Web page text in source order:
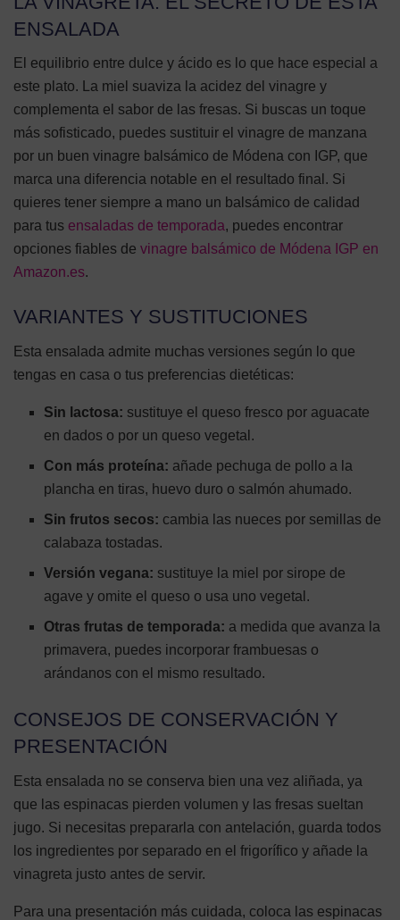
ENSALADA
El equilibrio entre dulce y ácido es lo que hace especial a
este plato. La miel suaviza la acidez del vinagre y
complementa el sabor de las fresas. Si buscas un toque
más sofisticado, puedes sustituir el vinagre de manzana
por un buen vinagre balsámico de Módena con IGP, que
marca una diferencia notable en el resultado final. Si
quieres tener siempre a mano un balsámico de calidad
para tus ensaladas de temporada, puedes encontrar
opciones fiables de vinagre balsámico de Módena IGP en
Amazon.es.
VARIANTES Y SUSTITUCIONES
Esta ensalada admite muchas versiones según lo que
tengas en casa o tus preferencias dietéticas:
Sin lactosa: sustituye el queso fresco por aguacate
en dados o por un queso vegetal.
Con más proteína: añade pechuga de pollo a la
plancha en tiras, huevo duro o salmón ahumado.
Sin frutos secos: cambia las nueces por semillas de
calabaza tostadas.
Versión vegana: sustituye la miel por sirope de
agave y omite el queso o usa uno vegetal.
Otras frutas de temporada: a medida que avanza la
primavera, puedes incorporar frambuesas o
arándanos con el mismo resultado.
CONSEJOS DE CONSERVACIÓN Y
PRESENTACIÓN
Esta ensalada no se conserva bien una vez aliñada, ya
que las espinacas pierden volumen y las fresas sueltan
jugo. Si necesitas prepararla con antelación, guarda todos
los ingredientes por separado en el frigorífico y añade la
vinagreta justo antes de servir.
Para una presentación más cuidada, coloca las espinacas